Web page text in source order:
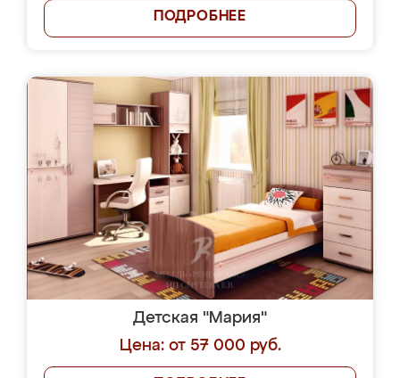
ПОДРОБНЕЕ
Детская "Мария"
Цена: от 57 000 руб.